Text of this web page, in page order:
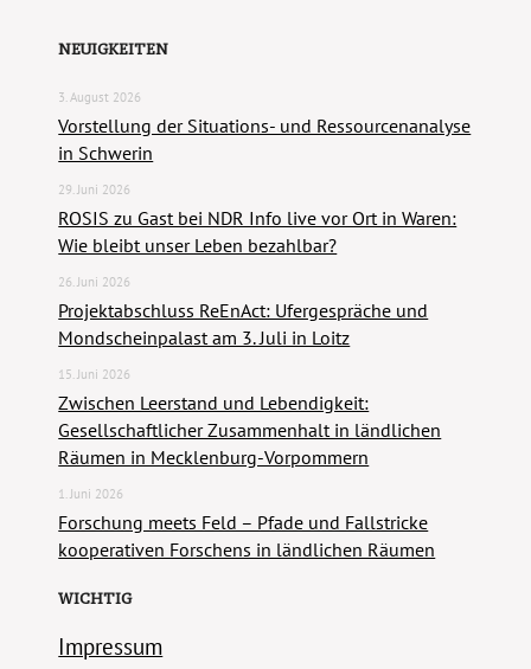
NEUIGKEITEN
Vorstellung der Situations- und Ressourcenanalyse
in Schwerin
3. August 2026
ROSIS zu Gast bei NDR Info live vor Ort in Waren:
Wie bleibt unser Leben bezahlbar?
29. Juni 2026
Projektabschluss ReEnAct: Ufergespräche und
Mondscheinpalast am 3. Juli in Loitz
26. Juni 2026
Zwischen Leerstand und Lebendigkeit:
Gesellschaftlicher Zusammenhalt in ländlichen
Räumen in Mecklenburg-Vorpommern
15. Juni 2026
Forschung meets Feld – Pfade und Fallstricke
kooperativen Forschens in ländlichen Räumen
1. Juni 2026
WICHTIG
Impressum